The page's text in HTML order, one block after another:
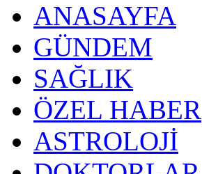
ANASAYFA
GÜNDEM
SAĞLIK
ÖZEL HABER
ASTROLOJİ